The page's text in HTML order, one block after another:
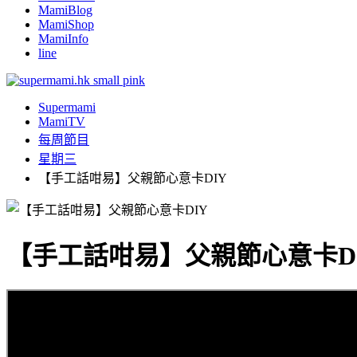
MamiBlog
MamiShop
MamiInfo
line
Supermami
MamiTV
每周節目
星期三
【手工話咁易】父親節心意卡DIY
【手工話咁易】父親節心意卡